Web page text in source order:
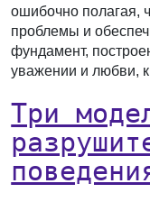
ошибочно полагая,
проблемы и
фундамент,
уважении и любви,
Три